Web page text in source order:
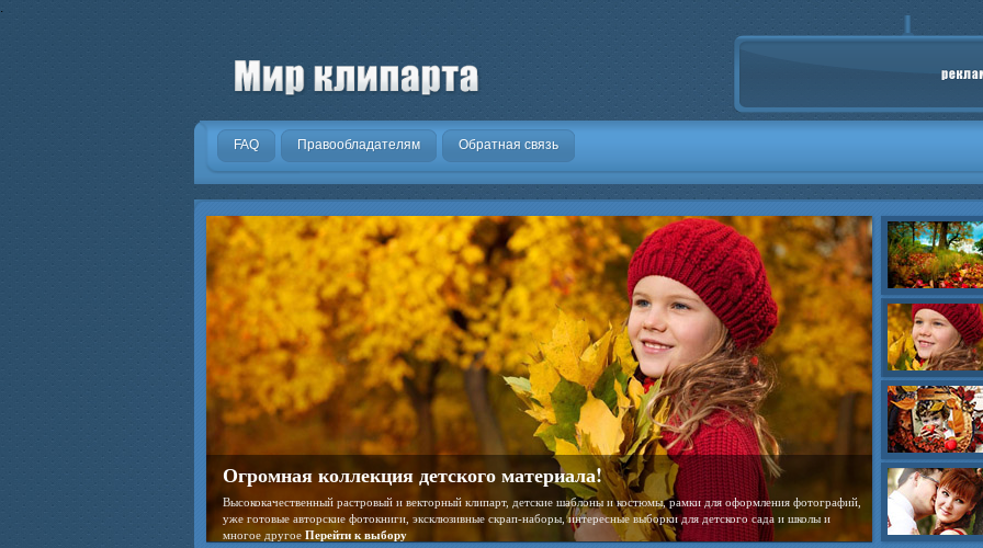
.
FAQ Правообладателям Обратная связь
Огромная коллекция детского материала!
Высококачественный растровый и векторный клипарт, детские шаблоны и костюмы, рамки для оформления фотографий,
уже готовые авторские фотокниги, эксклюзивные скрап-наборы, интересные выборки для детского сада и школы и
многое другое Перейти к выбору